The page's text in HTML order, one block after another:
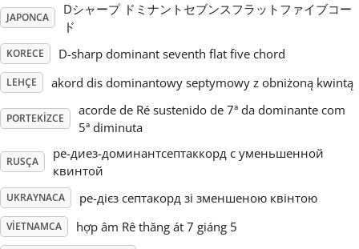
Tiếng Việt
Türkçe
Українська
简体中文
繁體中文
JAPONCA
Dシャープ ドミナントセブンスフラットファイブコー
ド
KORECE D-sharp dominant seventh flat five chord
LEHÇE akord dis dominantowy septymowy z obniżoną kwintą
PORTEKIZCE
acorde de Ré sustenido de 7ª da dominante com
5ª diminuta
RUSÇA
ре-диез-доминантсептаккорд с уменьшенной
квинтой
UKRAYNACA ре-дієз септакорд зі зменшеною квінтою
VIETNAMCA hợp âm Rê thăng át 7 giáng 5